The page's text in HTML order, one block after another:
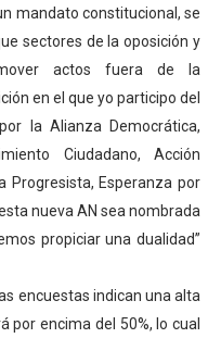
mandato constitucional, se
sectores de la oposición y
actos fuera de la
en el que yo participo del
la Alianza Democrática,
Ciudadano, Acción
Progresista, Esperanza por
nueva AN sea nombrada
propiciar una dualidad”
encuestas indican una alta
por encima del 50%, lo cual